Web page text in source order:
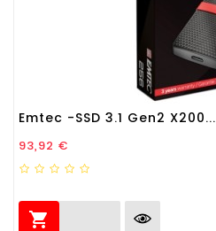
Emtec -SSD 3.1 Gen2 X200...
Prezzo
93,92 €
